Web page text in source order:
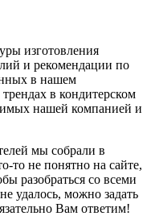
изготовления
и рекомендации по
в нашем
в кондитерском
нашей компанией и
мы собрали в
то не понятно на сайте,
разобраться со всеми
удалось, можно задать
Вам ответим!